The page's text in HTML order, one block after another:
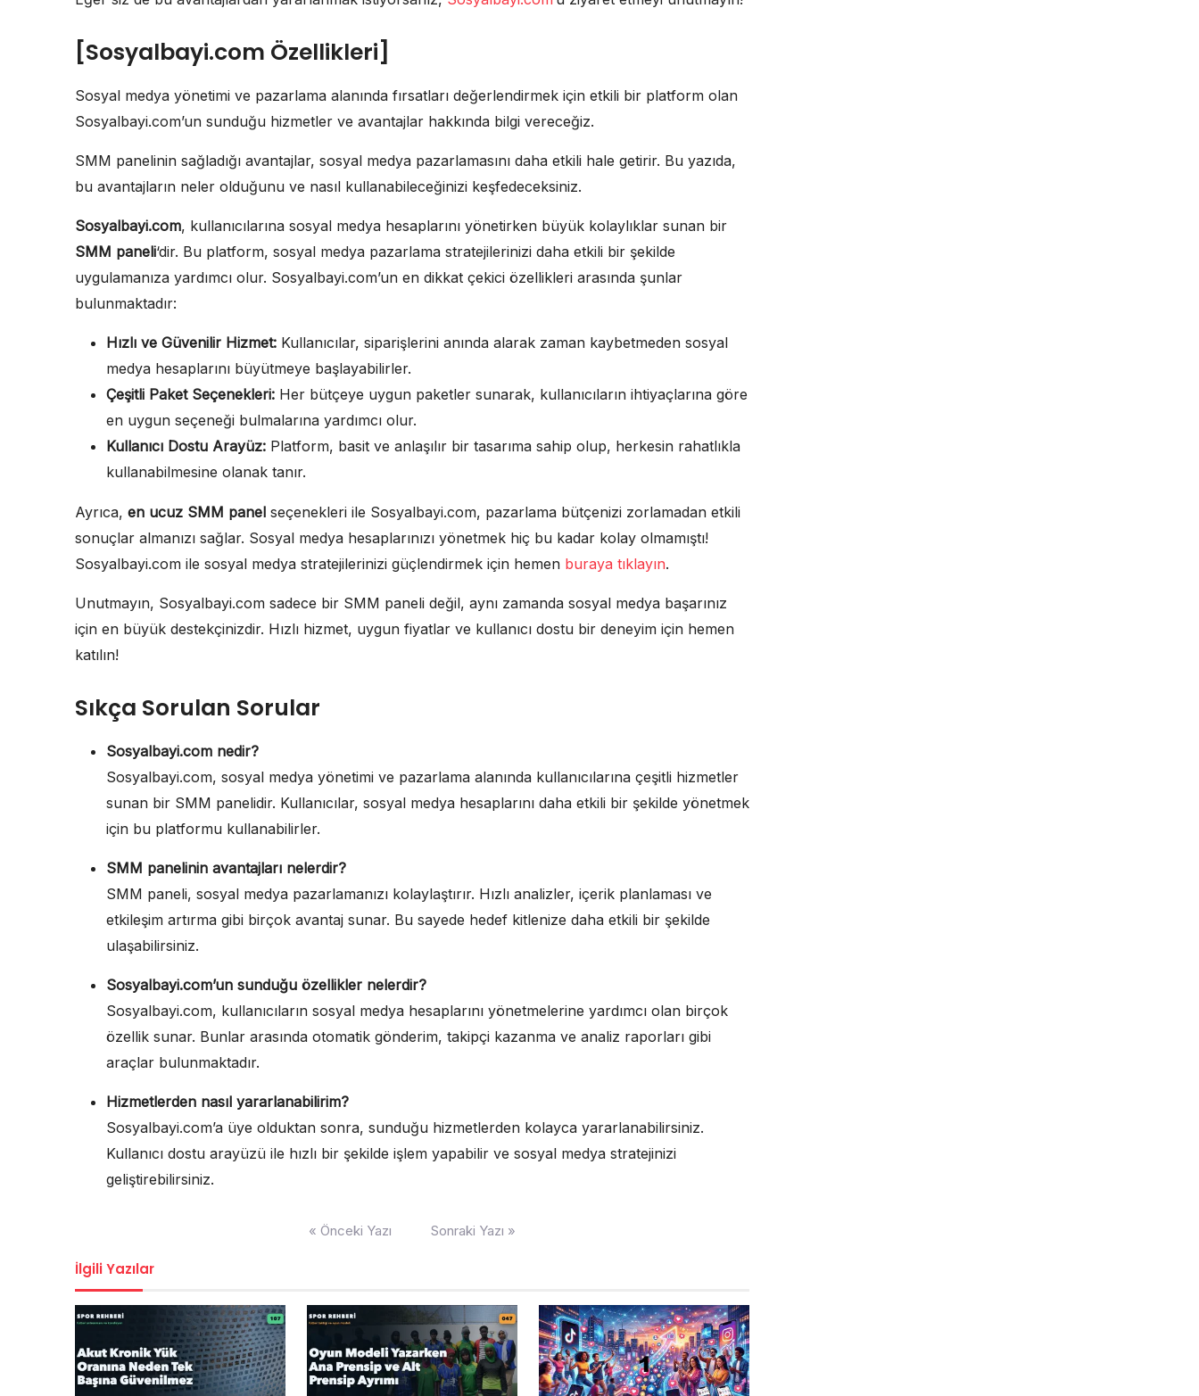
[Sosyalbayi.com Özellikleri]
Sosyal medya yönetimi ve pazarlama alanında fırsatları değerlendirmek için etkili bir platform olan
Sosyalbayi.com’un sunduğu hizmetler ve avantajlar hakkında bilgi vereceğiz.
SMM panelinin sağladığı avantajlar, sosyal medya pazarlamasını daha etkili hale getirir. Bu yazıda,
bu avantajların neler olduğunu ve nasıl kullanabileceğinizi keşfedeceksiniz.
Sosyalbayi.com, kullanıcılarına sosyal medya hesaplarını yönetirken büyük kolaylıklar sunan bir
SMM paneli‘dir. Bu platform, sosyal medya pazarlama stratejilerinizi daha etkili bir şekilde
uygulamanıza yardımcı olur. Sosyalbayi.com’un en dikkat çekici özellikleri arasında şunlar
bulunmaktadır:
Hızlı ve Güvenilir Hizmet: Kullanıcılar, siparişlerini anında alarak zaman kaybetmeden sosyal
medya hesaplarını büyütmeye başlayabilirler.
Çeşitli Paket Seçenekleri: Her bütçeye uygun paketler sunarak, kullanıcıların ihtiyaçlarına göre
en uygun seçeneği bulmalarına yardımcı olur.
Kullanıcı Dostu Arayüz: Platform, basit ve anlaşılır bir tasarıma sahip olup, herkesin rahatlıkla
kullanabilmesine olanak tanır.
Ayrıca, en ucuz SMM panel seçenekleri ile Sosyalbayi.com, pazarlama bütçenizi zorlamadan etkili
sonuçlar almanızı sağlar. Sosyal medya hesaplarınızı yönetmek hiç bu kadar kolay olmamıştı!
Sosyalbayi.com ile sosyal medya stratejilerinizi güçlendirmek için hemen buraya tıklayın.
Unutmayın, Sosyalbayi.com sadece bir SMM paneli değil, aynı zamanda sosyal medya başarınız
için en büyük destekçinizdir. Hızlı hizmet, uygun fiyatlar ve kullanıcı dostu bir deneyim için hemen
katılın!
Sıkça Sorulan Sorular
Sosyalbayi.com nedir?
Sosyalbayi.com, sosyal medya yönetimi ve pazarlama alanında kullanıcılarına çeşitli hizmetler
sunan bir SMM panelidir. Kullanıcılar, sosyal medya hesaplarını daha etkili bir şekilde yönetmek
için bu platformu kullanabilirler.
SMM panelinin avantajları nelerdir?
SMM paneli, sosyal medya pazarlamanızı kolaylaştırır. Hızlı analizler, içerik planlaması ve
etkileşim artırma gibi birçok avantaj sunar. Bu sayede hedef kitlenize daha etkili bir şekilde
ulaşabilirsiniz.
Sosyalbayi.com’un sunduğu özellikler nelerdir?
Sosyalbayi.com, kullanıcıların sosyal medya hesaplarını yönetmelerine yardımcı olan birçok
özellik sunar. Bunlar arasında otomatik gönderim, takipçi kazanma ve analiz raporları gibi
araçlar bulunmaktadır.
Hizmetlerden nasıl yararlanabilirim?
Sosyalbayi.com’a üye olduktan sonra, sunduğu hizmetlerden kolayca yararlanabilirsiniz.
Kullanıcı dostu arayüzü ile hızlı bir şekilde işlem yapabilir ve sosyal medya stratejinizi
geliştirebilirsiniz.
« Önceki Yazı Sonraki Yazı »
İlgili Yazılar